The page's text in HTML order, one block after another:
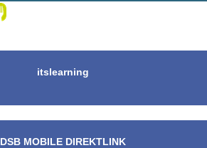
itslearning
DSB MOBILE DIREKTLINK